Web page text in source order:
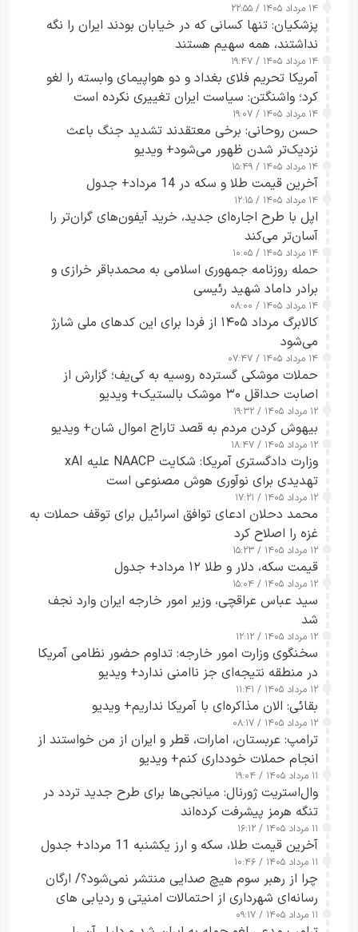
۱۴ مرداد ۱۴۰۵ / ۲۲:۵۵
پزشکیان: تنها کسانی که در خیابان بودند ایران را نگه
نداشتند، همه سهیم هستند
۱۴ مرداد ۱۴۰۵ / ۱۹:۴۷
آمریکا تحریم فلای بغداد و دو هواپیمای وابسته را لغو
کرد؛ واشنگتن: سیاست ایران تغییری نکرده است
۱۴ مرداد ۱۴۰۵ / ۱۹:۰۷
حسن روحانی: برخی معتقدند تشدید جنگ باعث
نزدیک‌تر شدن ظهور می‌شود+ ویدیو
۱۴ مرداد ۱۴۰۵ / ۱۵:۴۹
آخرین قیمت طلا و سکه در 14 مرداد+ جدول
۱۴ مرداد ۱۴۰۵ / ۱۲:۱۵
اپل با طرح اجاره‌ای جدید، خرید آیفون‌های گران‌تر را
آسان‌تر می‌کند
۱۴ مرداد ۱۴۰۵ / ۱۰:۰۵
حمله روزنامه جمهوری اسلامی به محمدباقر خرازی و
برادر داماد شهید رئیسی
۱۴ مرداد ۱۴۰۵ / ۰۸:۰۰
کالابرگ مرداد ۱۴۰۵ از فردا برای این کدهای ملی شارژ
می‌شود
۱۴ مرداد ۱۴۰۵ / ۰۷:۴۷
حملات موشکی گسترده روسیه به کی‌یف؛ گزارش از
اصابت حداقل ۳۰ موشک بالستیک+ ویدیو
۱۲ مرداد ۱۴۰۵ / ۱۹:۳۲
بیهوش کردن مردم به قصد تاراج اموال شان+ ویدیو
۱۲ مرداد ۱۴۰۵ / ۱۸:۴۷
وزارت دادگستری آمریکا: شکایت NAACP علیه xAI
تهدیدی برای نوآوری هوش مصنوعی است
۱۲ مرداد ۱۴۰۵ / ۱۷:۲۱
محمد دحلان ادعای توافق اسرائیل برای توقف حملات به
غزه را اصلاح کرد
۱۲ مرداد ۱۴۰۵ / ۱۵:۲۳
قیمت سکه، دلار و طلا ۱۲ مرداد+ جدول
۱۲ مرداد ۱۴۰۵ / ۱۵:۰۴
سید عباس عراقچی، وزیر امور خارجه ایران وارد نجف
شد
۱۲ مرداد ۱۴۰۵ / ۱۲:۱۲
سخنگوی وزارت امور خارجه: تداوم حضور نظامی آمریکا
در منطقه نتیجه‌ای جز ناامنی ندارد+ ویدیو
۱۲ مرداد ۱۴۰۵ / ۱۱:۴۱
بقائی: الان مذاکره‌ای با آمریکا نداریم+ ویدیو
۱۲ مرداد ۱۴۰۵ / ۰۸:۱۷
ترامپ: عربستان، امارات، قطر و ایران از من خواستند از
انجام حملات خودداری کنم+ ویدیو
۱۱ مرداد ۱۴۰۵ / ۱۹:۰۴
وال‌استریت ژورنال: میانجی‌ها برای طرح جدید تردد در
تنگه هرمز پیشرفت کرده‌اند
۱۱ مرداد ۱۴۰۵ / ۱۶:۱۲
آخرین قیمت طلا، سکه و ارز یکشنبه 11 مرداد+ جدول
۱۱ مرداد ۱۴۰۵ / ۱۰:۴۶
چرا از رهبر سوم هیچ صدایی منتشر نمی‌شود؟/ ارگان
رسانه‌ای شهرداری از احتمالات امنیتی و ردیابی های
جاسوسی گفت
۱۱ مرداد ۱۴۰۵ / ۰۹:۱۷